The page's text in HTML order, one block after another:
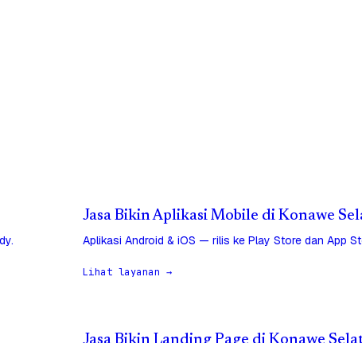
Jasa Bikin Aplikasi Mobile di Konawe
Aplikasi Android & iOS — rilis ke Play Store dan App
Lihat layanan →